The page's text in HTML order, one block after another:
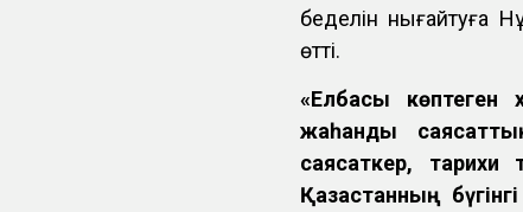
беделін нығайтуға
өтті.
«Елбасы көптеген
жаһандық
саясаткер, тарихи
Қазақстанның